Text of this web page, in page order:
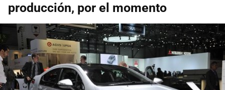
producción, por el momento